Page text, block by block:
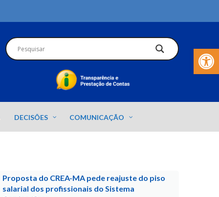
Barra de
DECISÕES COMUNICAÇÃO
Proposta do CREA-MA pede reajuste do piso
salarial dos profissionais do Sistema